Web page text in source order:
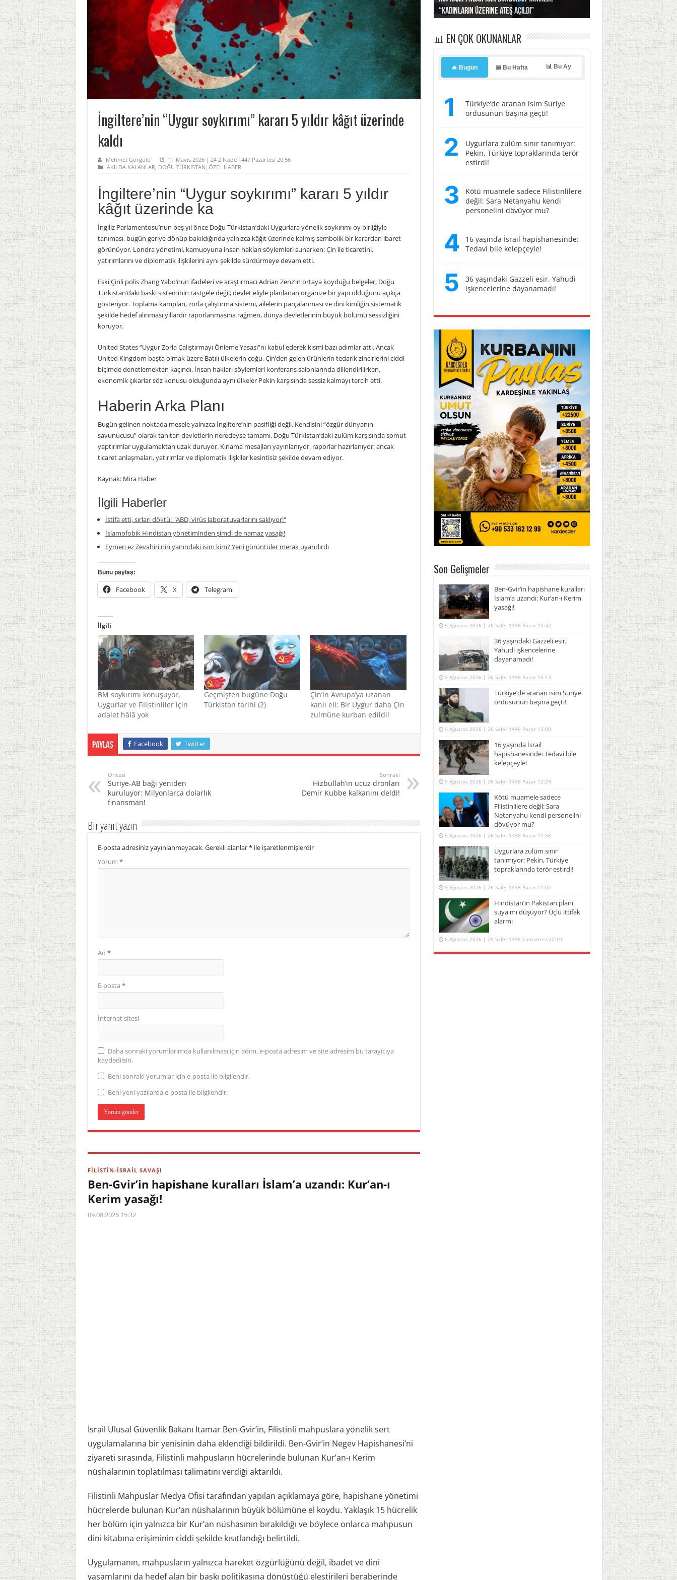
İngiltere’nin “Uygur soykırımı” kararı 5 yıldır kâğıt üzerinde
kaldı
Mehmet Görgülü
11 Mayıs 2026 | 24 Zilkade 1447 Pazartesi 20:56
AKILDA KALANLAR DOĞU TÜRKİSTAN, ÖZEL HABER
İngiltere’nin “Uygur soykırımı” kararı 5 yıldır
kâğıt üzerinde ka
İngiliz Parlamentosu’nun beş yıl önce Doğu Türkistan’daki Uygurlara yönelik soykırımı oy birliğiyle
tanıması, bugün geriye dönüp bakıldığında yalnızca kâğıt üzerinde kalmış sembolik bir karardan ibaret
görünüyor. Londra yönetimi, kamuoyuna insan hakları söylemleri sunarken; Çin ile ticaretini,
yatırımlarını ve diplomatik ilişkilerini aynı şekilde sürdürmeye devam etti.
Eski Çinli polis Zhang Yabo’nun ifadeleri ve araştırmacıAdrian Zenz’in ortaya koyduğu belgeler, Doğu
Türkistan’daki baskı sisteminin rastgele değil; devlet eliyle planlanan organize bir yapı olduğunu açıkça
gösteriyor. Toplama kampları, zorla çalıştırma sistemi, ailelerin parçalanması ve dini kimliğin sistematik
şekilde hedef alınması yıllardır raporlanmasına rağmen, dünya devletlerinin büyük bölümü sessizliğini
koruyor.
United States“Uygur Zorla Çalıştırmayı Önleme Yasası”nı kabul ederek kısmi bazı adımlar attı. Ancak
United Kingdom başta olmak üzere Batılı ülkelerin çoğu, Çin’den gelen ürünlerin tedarik zincirlerini ciddi
biçimde denetlemekten kaçındı. İnsan hakları söylemleri konferans salonlarında dillendirilirken,
ekonomik çıkarlar söz konusu olduğunda aynı ülkeler Pekin karşısında sessiz kalmayı tercih etti.
Haberin Arka Planı
Bugün gelinen noktada mesele yalnızca İngiltere’nin pasifliği değil. Kendisini “özgür dünyanın
savunucusu” olarak tanıtan devletlerin neredeyse tamamı, Doğu Türkistan’daki zulüm karşısında somut
yaptırımlar uygulamaktan uzak duruyor. Kınama mesajları yayınlanıyor, raporlar hazırlanıyor; ancak
ticaret anlaşmaları, yatırımlar ve diplomatik ilişkiler kesintisiz şekilde devam ediyor.
Kaynak: Mira Haber
İlgili Haberler
İstifa etti, sırları döktü: "ABD, virüs laboratuvarlarını saklıyor!"
İslamofobik Hindistan yönetiminden şimdi de namaz yasağı!
Eymen ez Zevahiri'nin yanındaki isim kim? Yeni görüntüler merak uyandırdı
Bunu paylaş:
Facebook X Telegram
İlgili
BM soykırımı konuşuyor,
Uygurlar ve Filistinliler için
adalet hâlâ yok
Geçmişten bugüne Doğu
Türkistan tarihi (2)
Çin’in Avrupa’ya uzanan
kanlı eli: Bir Uygur daha Çin
zulmüne kurban edildi!
Paylaş Facebook Twitter
Öncesi
Suriye-AB bağı yeniden
kuruluyor: Milyonlarca dolarlık
finansman!
Sonraki
Hizbullah’ın ucuz dronları
Demir Kubbe kalkanını deldi!
Bir yanıt yazın
E-posta adresiniz yayınlanmayacak.Gerekli alanlar*ile işaretlenmişlerdir
Yorum *
Ad *
E-posta *
İnternet sitesi
Daha sonraki yorumlarımda kullanılması için adım, e-posta adresim ve site adresim bu tarayıcıya
kaydedilsin.
Beni sonraki yorumlar için e-posta ile bilgilendir.
Beni yeni yazılarda e-posta ile bilgilendir.
FİLİSTİN-İSRAİL SAVAŞI
Ben-Gvir’in hapishane kuralları İslam’a uzandı: Kur’an-ı
Kerim yasağı!
09.08.2026 15:32
İsrail Ulusal Güvenlik Bakanı Itamar Ben-Gvir’in, Filistinli mahpuslara yönelik sert
uygulamalarına bir yenisinin daha eklendiği bildirildi. Ben-Gvir’in Negev Hapishanesi’ni
ziyareti sırasında, Filistinli mahpusların hücrelerinde bulunan Kur’an-ı Kerim
nüshalarının toplatılması talimatını verdiği aktarıldı.
Filistinli Mahpuslar Medya Ofisi tarafından yapılan açıklamaya göre, hapishane yönetimi
hücrelerde bulunan Kur’an nüshalarının büyük bölümüne el koydu. Yaklaşık 15 hücrelik
her bölüm için yalnızca bir Kur’an nüshasının bırakıldığı ve böylece onlarca mahpusun
dini kitabına erişiminin ciddi şekilde kısıtlandığı belirtildi.
Uygulamanın, mahpusların yalnızca hareket özgürlüğünü değil, ibadet ve dini
yaşamlarını da hedef alan bir baskı politikasına dönüştüğü eleştirileri beraberinde
“Kadınların üzerine ateş açıldı”
Irak’a misilleme tehdidi!
yaptı… İsrail’in “timsah” planına fren!
kayıtlar başladı
basıldı, kabus yaşatıldı!
📊 EN ÇOK OKUNANLAR
🔥 Bugün 📅 Bu Hafta 📊 Bu Ay
1
Türkiye’de aranan isim Suriye
ordusunun başına geçti!
2
Uygurlara zulüm sınır tanımıyor:
Pekin, Türkiye topraklarında terör
estirdi!
3
Kötü muamele sadece Filistinlilere
değil: Sara Netanyahu kendi
personelini dövüyor mu?
4
16 yaşında İsrail hapishanesinde:
Tedavi bile kelepçeyle!
5
36 yaşındaki Gazzeli esir, Yahudi
işkencelerine dayanamadı!
Son Gelişmeler
Ben-Gvir’in hapishane kuralları
İslam’a uzandı: Kur’an-ı Kerim
yasağı!
9 Ağustos 2026 | 26 Safer 1448 Pazar 15:32
36 yaşındaki Gazzeli esir,
Yahudi işkencelerine
dayanamadı!
9 Ağustos 2026 | 26 Safer 1448 Pazar 15:13
Türkiye’de aranan isim Suriye
ordusunun başına geçti!
9 Ağustos 2026 | 26 Safer 1448 Pazar 13:00
16 yaşında İsrail
hapishanesinde: Tedavi bile
kelepçeyle!
9 Ağustos 2026 | 26 Safer 1448 Pazar 12:29
Kötü muamele sadece
Filistinlilere değil: Sara
Netanyahu kendi personelini
dövüyor mu?
9 Ağustos 2026 | 26 Safer 1448 Pazar 11:58
Uygurlara zulüm sınır
tanımıyor: Pekin, Türkiye
topraklarında terör estirdi!
9 Ağustos 2026 | 26 Safer 1448 Pazar 11:02
Hindistan’ın Pakistan planı
suya mı düşüyor? Üçlü ittifak
alarmı
8 Ağustos 2026 | 25 Safer 1448 Cumartesi 20:10